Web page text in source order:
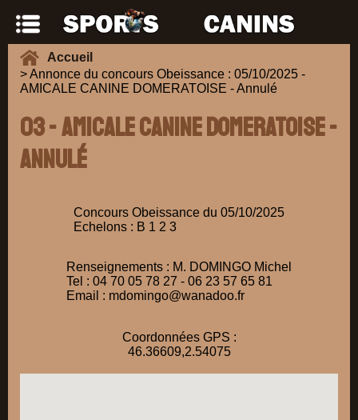
Accueil
> Annonce du concours Obeissance : 05/10/2025 -
AMICALE CANINE DOMERATOISE - Annulé
03 - AMICALE CANINE DOMERATOISE -
Annulé
Concours Obeissance du 05/10/2025
Echelons : B 1 2 3
Renseignements : M. DOMINGO Michel
Tel : 04 70 05 78 27 - 06 23 57 65 81
Email : mdomingo@wanadoo.fr
Coordonnées GPS :
46.36609,2.54075